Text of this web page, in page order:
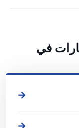
في
انشيده